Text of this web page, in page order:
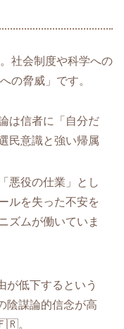
社会制度や科学への
の脅威」です。
は信者に「自分だ
民意識と強い帰属
悪役の仕業」とし
ルを失った不安を
ズムが働いていま
が低下するという
陰謀論的信念が高
。